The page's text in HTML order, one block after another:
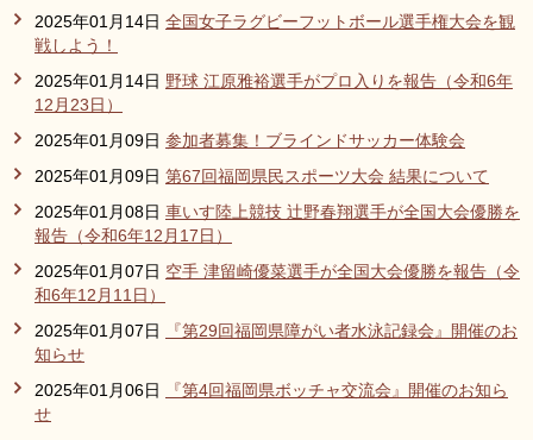
2025年01月14日 全国女子ラグビーフットボール選手権大会を観
戦しよう！
2025年01月14日 野球 江原雅裕選手がプロ入りを報告（令和6年
12月23日）
2025年01月09日 参加者募集！ブラインドサッカー体験会
2025年01月09日 第67回福岡県民スポーツ大会 結果について
2025年01月08日 車いす陸上競技 辻野春翔選手が全国大会優勝を
報告（令和6年12月17日）
2025年01月07日 空手 津留崎優菜選手が全国大会優勝を報告（令
和6年12月11日）
2025年01月07日
『第29回福岡県障がい者水泳記録会』開催のお
知らせ
2025年01月06日
『第4回福岡県ボッチャ交流会』開催のお知ら
せ